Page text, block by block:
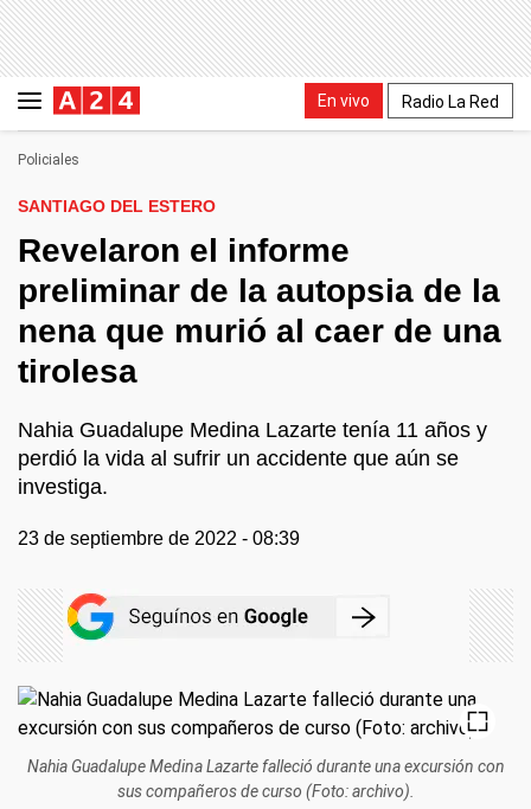
En vivo Radio La Red
Policiales
SANTIAGO DEL ESTERO
Revelaron el informe
preliminar de la autopsia de la
nena que murió al caer de una
tirolesa
Nahia Guadalupe Medina Lazarte tenía 11 años y
perdió la vida al sufrir un accidente que aún se
investiga.
23 de septiembre de 2022 - 08:39
Nahia Guadalupe Medina Lazarte falleció durante una excursión con
sus compañeros de curso (Foto: archivo).